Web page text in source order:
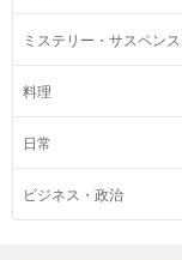
ミステリー・サスペンス
料理
日常
ビジネス・政治